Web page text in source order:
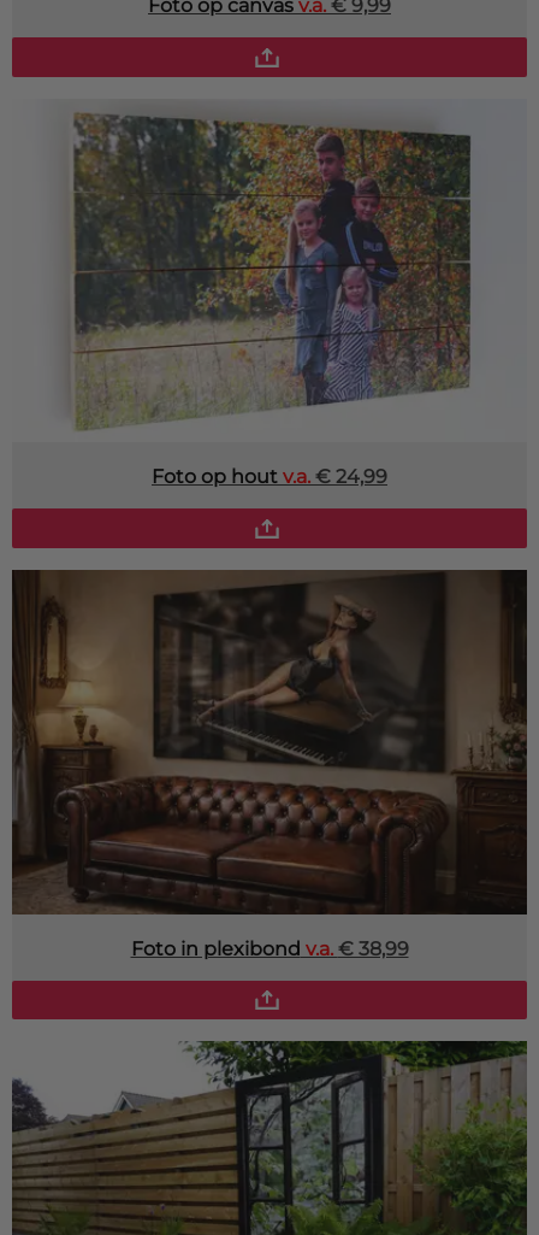
Foto op canvas v.a. € 9,99
Foto op hout v.a. € 24,99
Foto in plexibond v.a. € 38,99